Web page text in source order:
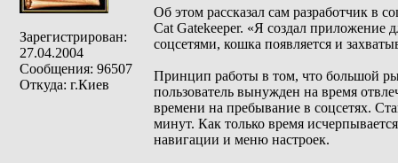
Зарегистрирован:
27.04.2004
Сообщения: 96507
Откуда: г.Киев
Об этом рассказал сам разработчик в
Cat Gatekeeper. «Я создал приложение
соцсетями, кошка появляется и
Принцип работы в том, что большой
пользователь вынужден на время
времени на пребывание в соцсетях.
минут. Как только время
навигации и меню настроек.